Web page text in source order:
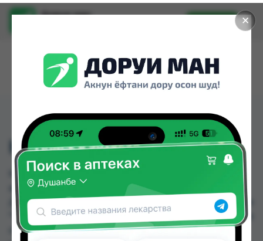
✕
Доруи ман
Установить
КОРЕГА ГЕЛЬ 40Г
КОРЕГА ГЕЛЬ 40Г можно купить или заказать в
аптеках, Аптека Нур (Nur), Арзон Дору, Арча,
Дорухона Имтиёз, Дорухона Махсус, Дорухонаи
"Гулчехр", Дорухонаи Мадад (Буратино) по цене
от 46.00 TJS до 62.00 TJS в Душанбе и других